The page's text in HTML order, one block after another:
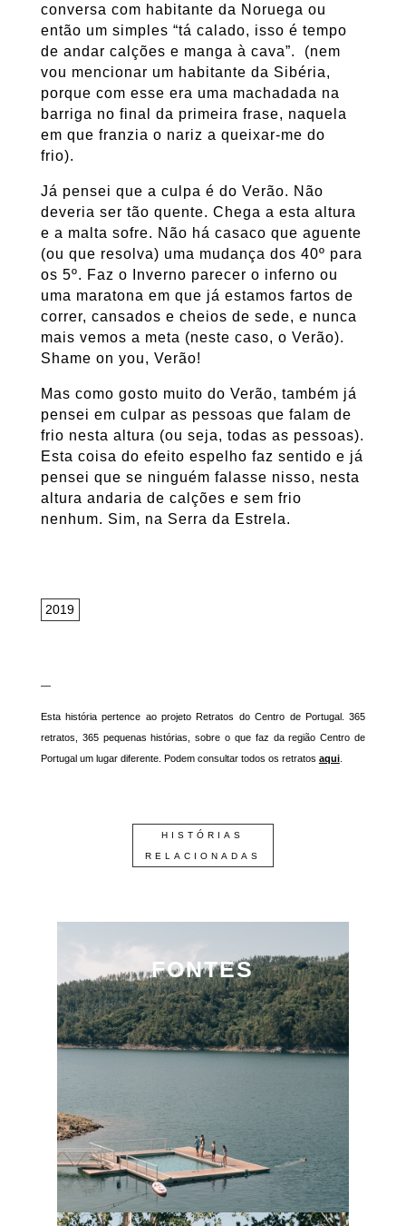
conversa com habitante da Noruega ou
então um simples “tá calado, isso é tempo
de andar calções e manga à cava”. (nem
vou mencionar um habitante da Sibéria,
porque com esse era uma machadada na
barriga no final da primeira frase, naquela
em que franzia o nariz a queixar-me do
frio).
Já pensei que a culpa é do Verão. Não
deveria ser tão quente. Chega a esta altura
e a malta sofre. Não há casaco que aguente
(ou que resolva) uma mudança dos 40º para
os 5º. Faz o Inverno parecer o inferno ou
uma maratona em que já estamos fartos de
correr, cansados e cheios de sede, e nunca
mais vemos a meta (neste caso, o Verão).
Shame on you, Verão!
Mas como gosto muito do Verão, também já
pensei em culpar as pessoas que falam de
frio nesta altura (ou seja, todas as pessoas).
Esta coisa do efeito espelho faz sentido e já
pensei que se ninguém falasse nisso, nesta
altura andaria de calções e sem frio
nenhum. Sim, na Serra da Estrela.
2019
—
Esta história pertence ao projeto Retratos do Centro de Portugal. 365
retratos, 365 pequenas histórias, sobre o que faz da região Centro de
Portugal um lugar diferente. Podem consultar todos os retratos aqui.
HISTÓRIAS
RELACIONADAS
FONTES